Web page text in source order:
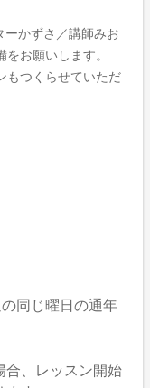
ーかずさ／講師みお
お願いします。
もつくらせていただ
同じ曜日の通年
、レッスン開始